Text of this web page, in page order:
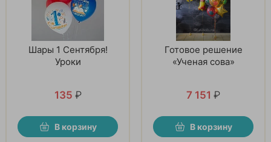
Шары 1 Сентября!
Уроки
135 ₽
В корзину
Готовое решение
«Ученая сова»
7 151 ₽
В корзину